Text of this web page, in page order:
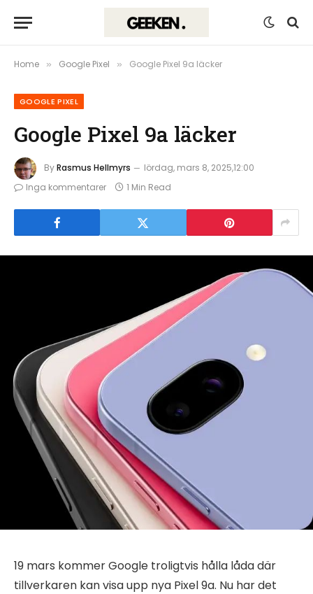
Home » Google Pixel » Google Pixel 9a läcker
GOOGLE PIXEL
Google Pixel 9a läcker
ByRasmus Hellmyrs
lördag, mars 8, 2025,12:00
Inga kommentarer
1 Min Read
19 mars kommer Google troligtvis hålla låda där
tillverkaren kan visa upp nya Pixel 9a. Nu har det